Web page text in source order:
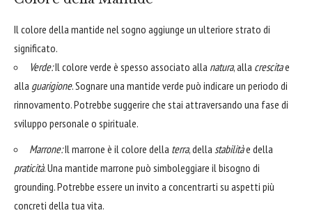
Il colore della mantide nel sogno aggiunge un ulteriore strato di
significato.
Verde:Il colore verde è spesso associato alla natura, alla crescitae
alla guarigione. Sognare una mantide verde può indicare un periodo di
rinnovamento. Potrebbe suggerire che stai attraversando una fase di
sviluppo personale o spirituale.
Marrone:Il marrone è il colore della terra, della stabilitàe della
praticità. Una mantide marrone può simboleggiare il bisogno di
grounding. Potrebbe essere un invito a concentrarti su aspetti più
concreti della tua vita.